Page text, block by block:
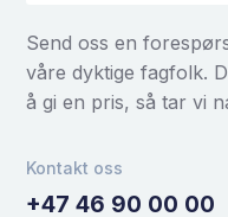
Send oss en
våre dyktige fagfolk.
å gi en pris, så tar vi
Kontakt oss
+47 46 90 00 00